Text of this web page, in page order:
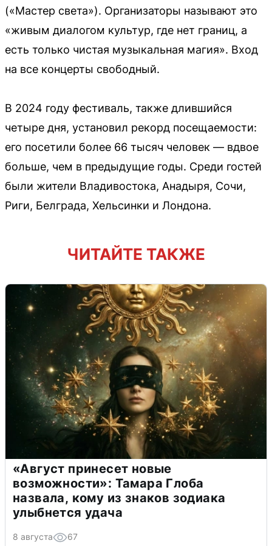
(«Мастер света»). Организаторы называют это
«живым диалогом культур, где нет границ, а
есть только чистая музыкальная магия». Вход
на все концерты свободный.
В 2024 году фестиваль, также длившийся
четыре дня, установил рекорд посещаемости:
его посетили более 66 тысяч человек — вдвое
больше, чем в предыдущие годы. Среди гостей
были жители Владивостока, Анадыря, Сочи,
Риги, Белграда, Хельсинки и Лондона.
ЧИТАЙТЕ ТАКЖЕ
«Август принесет новые
возможности»: Тамара Глоба
назвала, кому из знаков зодиака
улыбнется удача
8 августа 67